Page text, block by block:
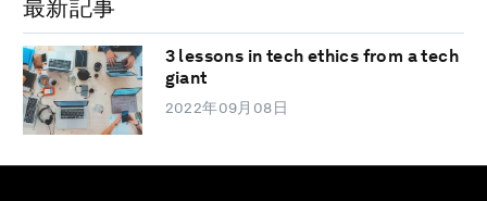
最新記事
3 lessons in tech ethics from a tech
giant
2022年09月08日